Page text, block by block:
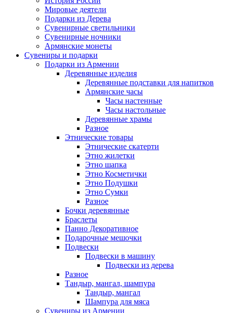
Мировые деятели
Подарки из Дерева
Сувенирные светильники
Сувенирные ночники
Армянские монеты
Сувениры и подарки
Подарки из Армении
Деревянные изделия
Деревянные подставки для напитков
Армянские часы
Часы настенные
Часы настольные
Деревянные храмы
Разное
Этнические товары
Этнические скатерти
Этно жилетки
Этно шапка
Этно Косметички
Этно Подушки
Этно Сумки
Разное
Бочки деревянные
Браслеты
Панно Декоративное
Подарочные мешочки
Подвески
Подвески в машину
Подвески из дерева
Разное
Тандыр, мангал, шампура
Тандыр, мангал
Шампура для мяса
Сувениры из Армении